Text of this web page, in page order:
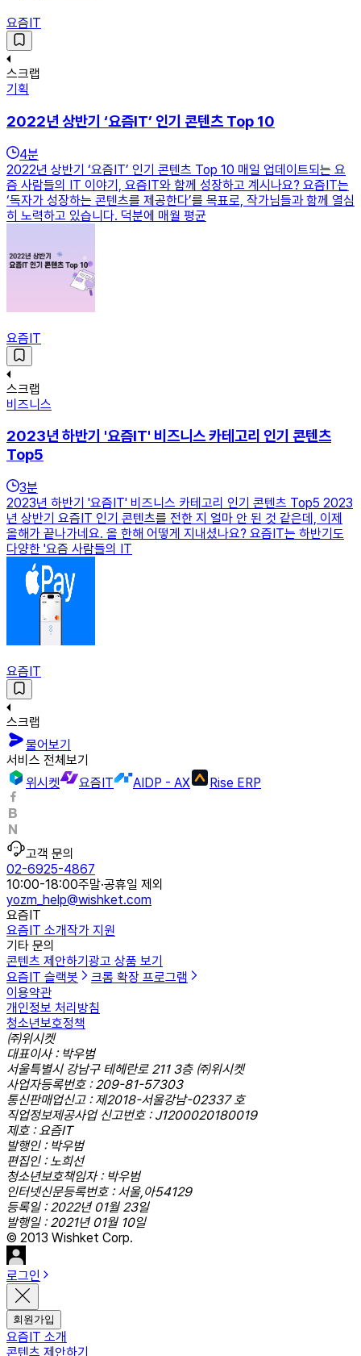
요즘IT
스크랩
기획
2022년 상반기 ‘요즘IT’ 인기 콘텐츠 Top 10
4분
2022년 상반기 ‘요즘IT’ 인기 콘텐츠 Top 10 매일 업데이트되는 요
즘 사람들의 IT 이야기, 요즘IT와 함께 성장하고 계시나요? 요즘IT는
‘독자가 성장하는 콘텐츠를 제공한다’를 목표로, 작가님들과 함께 열심
히 노력하고 있습니다. 덕분에 매월 평균
요즘IT
스크랩
비즈니스
2023년 하반기 '요즘IT' 비즈니스 카테고리 인기 콘텐츠
Top5
3분
2023년 하반기 '요즘IT' 비즈니스 카테고리 인기 콘텐츠 Top5 2023
년 상반기 요즘IT 인기 콘텐츠를 전한 지 얼마 안 된 것 같은데, 이제
올해가 끝나가네요. 올 한해 어떻게 지내셨나요? 요즘IT는 하반기도
다양한 '요즘 사람들의 IT
요즘IT
스크랩
물어보기
서비스 전체보기
위시켓
요즘IT AIDP - AX Rise ERP
고객 문의
02-6925-4867
10:00-18:00주말·공휴일 제외
yozm_help@wishket.com
요즘IT
요즘IT 소개작가 지원
기타 문의
콘텐츠 제안하기 광고 상품 보기
요즘IT 슬랙봇
크롬 확장 프로그램
이용약관
개인정보 처리방침
청소년보호정책
㈜위시켓
대표이사 : 박우범
서울특별시 강남구 테헤란로 211 3층 ㈜위시켓
사업자등록번호 : 209-81-57303
통신판매업신고 : 제2018-서울강남-02337 호
직업정보제공사업 신고번호 : J1200020180019
제호 : 요즘IT
발행인 : 박우범
편집인 : 노희선
청소년보호책임자 : 박우범
인터넷신문등록번호 : 서울,아54129
등록일 : 2022년 01월 23일
발행일 : 2021년 01월 10일
© 2013 Wishket Corp.
로그인
회원가입
요즘IT 소개
콘텐츠 제안하기